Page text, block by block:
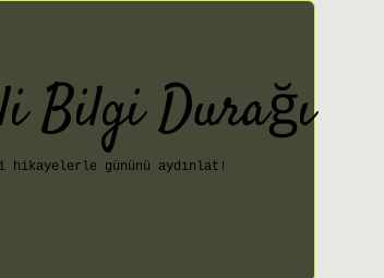
Bilgi Durağı
hikayelerle gününü aydınlat!